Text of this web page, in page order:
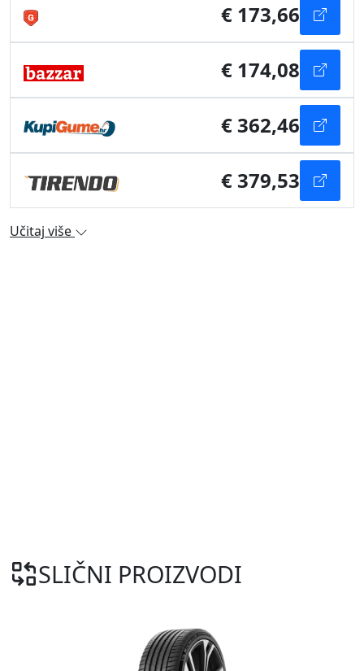
€ 173,66
€ 174,08
€ 362,46
€ 379,53
Učitaj više
SLIČNI PROIZVODI